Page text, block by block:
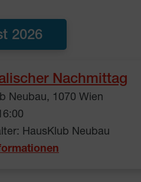
2026
Nachmittag
Neubau, 1070 Wien
HausKlub Neubau